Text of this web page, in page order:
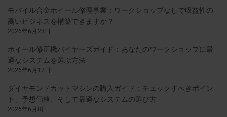
モバイル合金ホイール修理事業：ワークショップなしで収益性の
高いビジネスを構築できますか？
2026年6月23日
ホイール修正機バイヤーズガイド：あなたのワークショップに最
適なシステムを選ぶ方法
2026年6月12日
ダイヤモンドカットマシンの購入ガイド：チェックすべきポイン
ト、予想価格、そして最適なシステムの選び方
2026年6月8日